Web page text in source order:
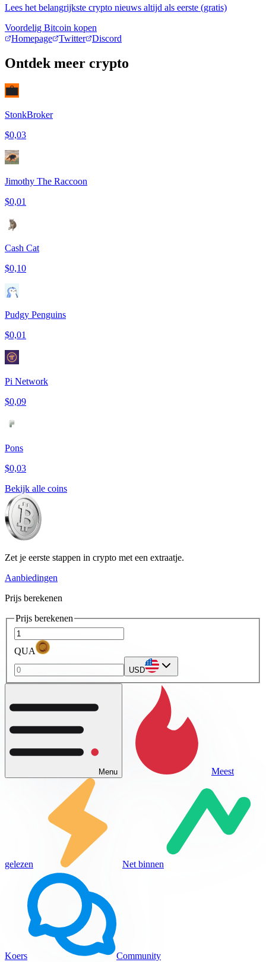
Lees het belangrijkste crypto nieuws altijd als eerste (gratis)
Voordelig Bitcoin kopen
Homepage
Twitter Discord
Ontdek meer crypto
StonkBroker
$0,03
Jimothy The Raccoon
$0,01
Cash Cat
$0,10
Pudgy Penguins
$0,01
Pi Network
$0,09
Pons
$0,03
Bekijk alle coins
Zet je eerste stappen in crypto met een extraatje.
Aanbiedingen
Prijs berekenen
Prijs berekenen
QUA
USD
Menu Meest
gelezen Net binnen
Koers Community